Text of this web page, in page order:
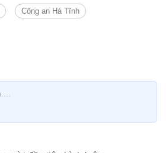
Công an Hà Tĩnh